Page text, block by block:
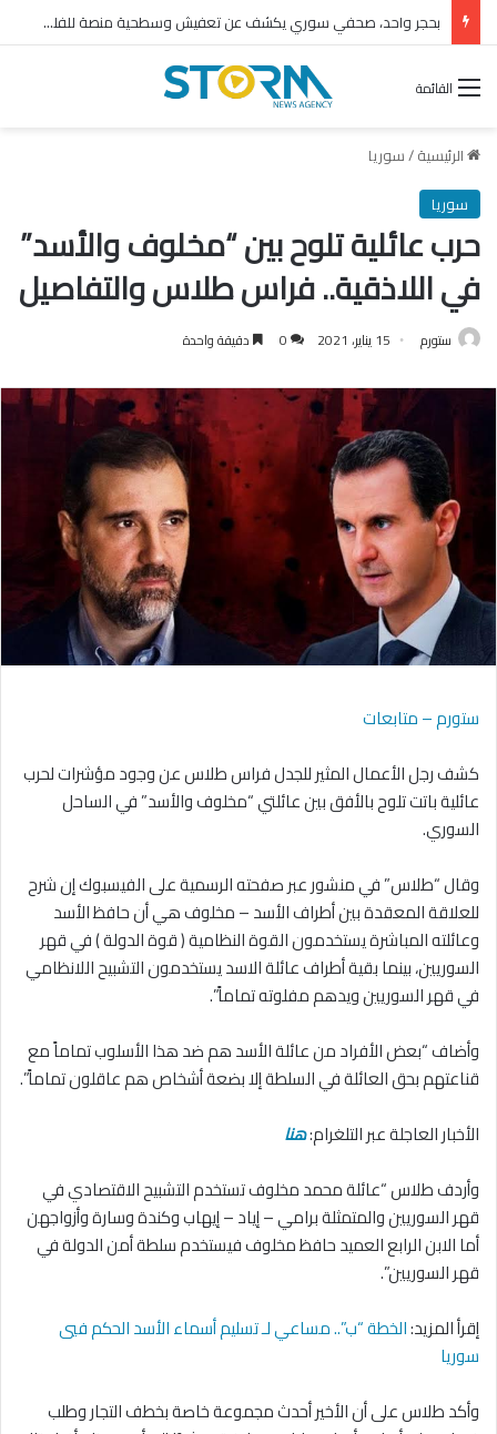
بحجر واحد، صحفي سوري يكشف عن تعفيش وسطحية منصة للفلول
القائمة
الرئيسية/سوريا
سوريا
حرب عائلية تلوح بين “مخلوف والأسد”
في اللاذقية.. فراس طلاس والتفاصيل
ستورم 15 يناير، 2021 0 دقيقة واحدة
ستورم – متابعات
كشف رجل الأعمال المثير للجدل فراس طلاس عن وجود مؤشرات لحرب
عائلية باتت تلوح بالأفق بين عائلتي “مخلوف والأسد” في الساحل
السوري.
وقال “طلاس” في منشور عبر صفحته الرسمية على الفيسبوك إن شرح
للعلاقة المعقدة بين أطراف الأسد – مخلوف هي أن حافظ الأسد
وعائلته المباشرة يستخدمون القوة النظامية ( قوة الدولة ) في قهر
السوريين، بينما بقية أطراف عائلة الاسد يستخدمون التشبيح اللانظامي
في قهر السوريين ويدهم مفلوته تماماً”.
وأضاف “بعض الأفراد من عائلة الأسد هم ضد هذا الأسلوب تماماً مع
قناعتهم بحق العائلة في السلطة إلا بضعة أشخاص هم عاقلون تماماً”.
الأخبار العاجلة عبر التلغرام:هنا
وأردف طلاس “عائلة محمد مخلوف تستخدم التشبيح الاقتصادي في
قهر السوريين والمتمثلة برامي – إياد – إيهاب وكندة وسارة وأزواجهن
أما الابن الرابع العميد حافظ مخلوف فيستخدم سلطة أمن الدولة في
قهر السوريين”.
إقرأ المزيد:الخطة “ب”.. مساعي لـ تسليم أسماء الأسد الحكم فيي
سوريا
وأكد طلاس على أن الأخير أحدث مجموعة خاصة بخطف التجار وطلب